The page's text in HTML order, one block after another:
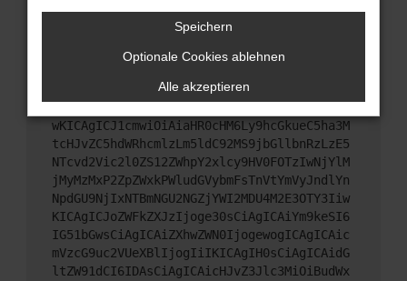
das Problem zu beheben. Du kannst uns diesen
Text schicken, um uns bei der Fehlersuche zu
unterstützen:
ewogICJuYW1lIjogIk5ldHdvcmtFcnJvciIsCiAgI
mNvbmZpZyI6IHsKICAgICJtZXRob2QiOiAiR0VUIi
wKICAgICJ1cmwiOiAiaHR0cHM6Ly9hcGkueC5ha3M
tcHJvZC5hdWRhcmlzLm5ldC92MS9jbGllbnRzLzE5
NTcvd2Vic2l0ZS12ZWhpY2xlcy9HV0FOTzIwNjYlM
jMyMzMxP2ZpZWxkPWludGVybmFsTnVtYmVyJndlYn
NpdGU9NjIxNTBmNGU2NGZjYWI2MDU4M2E3OTY3Iiw
KICAgICJoZWFkZXJzIjoge30sCiAgICAiYm9keSI6
IG51bGwsCiAgICAiZXhwZWN0IjogewogICAgICAic
mVzcG9uc2VUeXBlIjogIiIKICAgIH0sCiAgICAidG
ltZW91dCI6IDAsCiAgICAicHJvZ3Jlc3MiOiBudWx
Speichern
Optionale Cookies ablehnen
Alle akzeptieren